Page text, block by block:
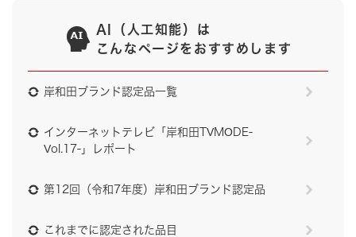
AI（人工知能）は
こんなページをおすすめします
岸和田ブランド認定品一覧
インターネットテレビ「岸和田TVMODE-
Vol.17-」レポート
第12回（令和7年度）岸和田ブランド認定品
これまでに認定された品目